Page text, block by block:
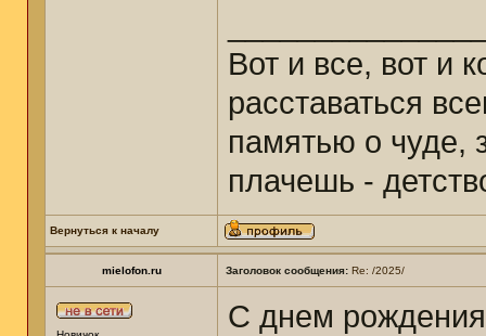
Вот и все, вот и
расставаться
памятью о чуде,
плачешь -
Вернуться к началу
mielofon.ru Заголовок сообщения: Re: /2025/
С днем